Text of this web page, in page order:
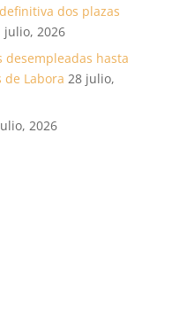
dos plazas
julio, 2026
desempleadas hasta
de Labora 28 julio,
2026